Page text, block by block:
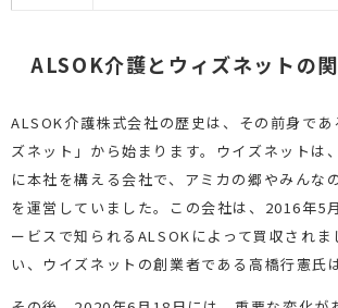
ALSOK介護とウィズネットの
ALSOK介護株式会社の歴史は、その前身であ
ズネット」から始まります。ウイズネットは
に本社を構える会社で、アミカの郷やみんな
を運営していました。この会社は、2016年5
ービスで知られるALSOKによって買収されま
い、ウイズネットの創業者である高橋行憲氏